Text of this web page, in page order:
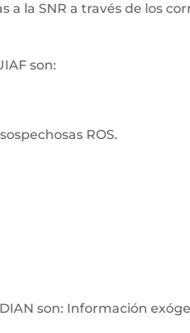
la SNR a través de los
son:
ROS.
son: Información